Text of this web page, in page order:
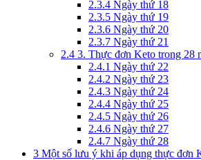
2.3.4 Ngày thứ 18
2.3.5 Ngày thứ 19
2.3.6 Ngày thứ 20
2.3.7 Ngày thứ 21
2.4 3. Thực đơn Keto trong 28
2.4.1 Ngày thứ 22
2.4.2 Ngày thứ 23
2.4.3 Ngày thứ 24
2.4.4 Ngày thứ 25
2.4.5 Ngày thứ 26
2.4.6 Ngày thứ 27
2.4.7 Ngày thứ 28
3 Một số lưu ý khi áp dụng thực đơn